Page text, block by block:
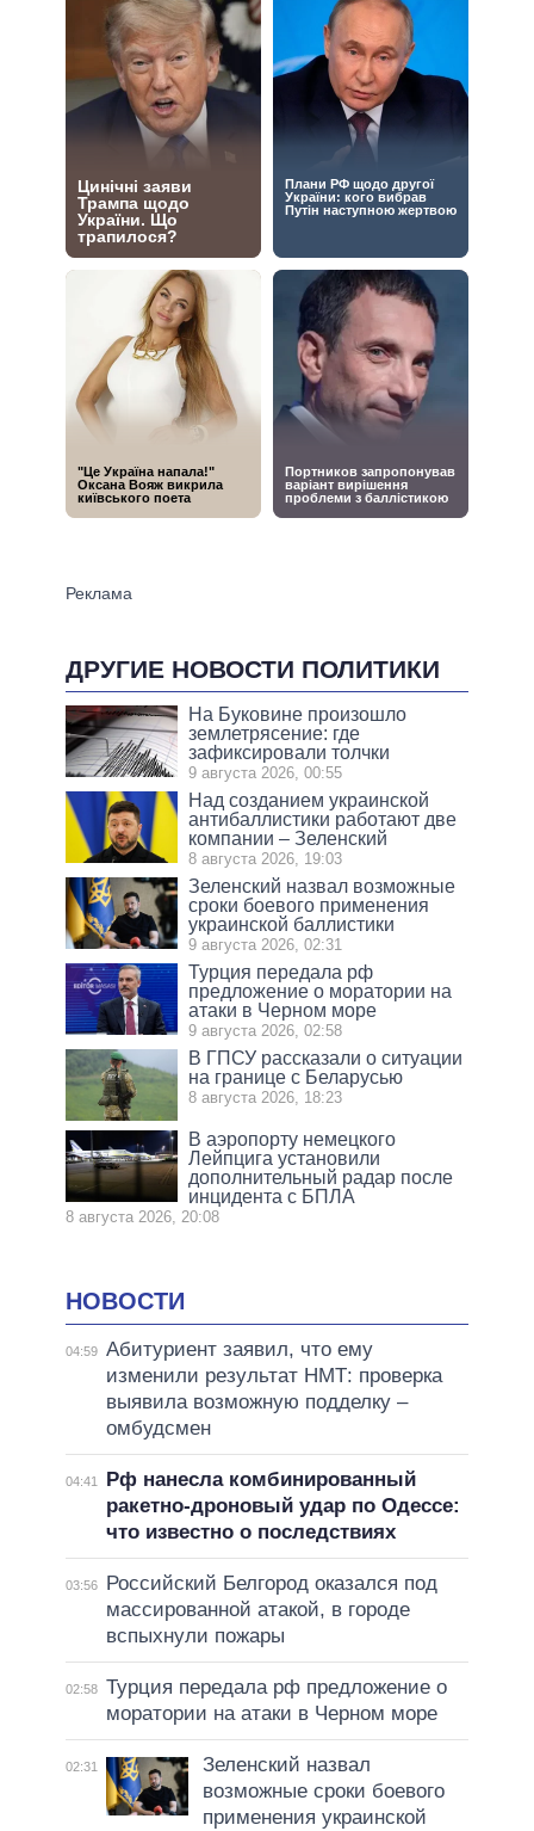
ДРУГИЕ НОВОСТИ ПОЛИТИКИ
На Буковине произошло
землетрясение: где
зафиксировали толчки
9 августа 2026, 00:55
Над созданием украинской
антибаллистики работают две
компании – Зеленский
8 августа 2026, 19:03
Зеленский назвал возможные
сроки боевого применения
украинской баллистики
9 августа 2026, 02:31
Турция передала рф
предложение о моратории на
атаки в Черном море
9 августа 2026, 02:58
В ГПСУ рассказали о ситуации
на границе с Беларусью
8 августа 2026, 18:23
В аэропорту немецкого
Лейпцига установили
дополнительный радар после
инцидента с БПЛА
8 августа 2026, 20:08
НОВОСТИ
04:59 Абитуриент заявил, что ему
изменили результат НМТ: проверка
выявила возможную подделку –
омбудсмен
04:41
Рф нанесла комбинированный
ракетно-дроновый удар по Одессе:
что известно о последствиях
03:56
Российский Белгород оказался под
массированной атакой, в городе
вспыхнули пожары
02:58 Турция передала рф предложение о
моратории на атаки в Черном море
02:31
Зеленский назвал
возможные сроки боевого
применения украинской